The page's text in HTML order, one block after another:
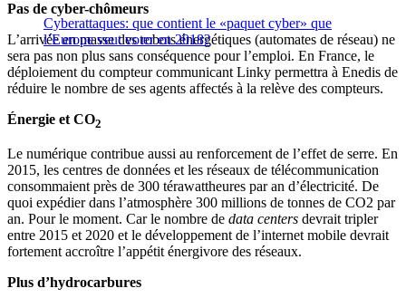
Cyberattaques: que contient le «paquet cyber» que
l’Europe veut voter en 2018?
Pas de cyber-chômeurs
L’arrivée en masse des robots énergétiques (automates de réseau) ne
sera pas non plus sans conséquence pour l’emploi. En France, le
déploiement du compteur communicant Linky permettra à Enedis de
réduire le nombre de ses agents affectés à la relève des compteurs.
Énergie et CO2
Le numérique contribue aussi au renforcement de l’effet de serre. En
2015, les centres de données et les réseaux de télécommunication
consommaient près de 300 térawattheures par an d’électricité. De
quoi expédier dans l’atmosphère 300 millions de tonnes de CO2 par
an. Pour le moment. Car le nombre de data centers devrait tripler
entre 2015 et 2020 et le développement de l’internet mobile devrait
fortement accroître l’appétit énergivore des réseaux.
Plus d’hydrocarbures